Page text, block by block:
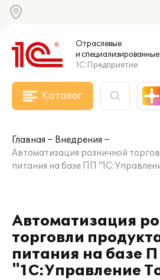
Отраслевые
и специализированные
1С:Предприятие
Каталог
Главная
Внедрения
Автоматизация розничной
питания на базе ПП
Автоматизация
торговли
питания на базе
"1С:Управление